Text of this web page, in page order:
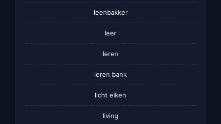
leenbakker
leer
leren
leren bank
licht eiken
living